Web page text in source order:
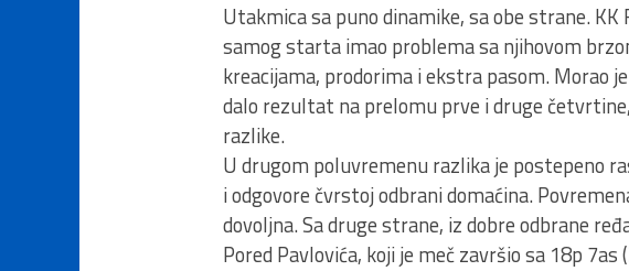
Utakmica sa puno dinamike, sa obe strane.
samog starta imao problema sa njihovom
kreacijama, prodorima i ekstra pasom. Morao
dalo rezultat na prelomu prve i druge
razlike.
U drugom poluvremenu razlika je postepeno
i odgovore čvrstoj odbrani domaćina.
dovoljna. Sa druge strane, iz dobre odbrane
Pored Pavlovića, koji je meč završio sa 18p